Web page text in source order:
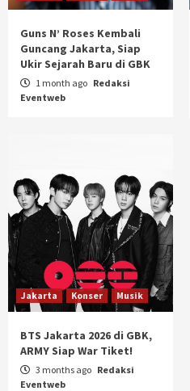
Guns N’ Roses Kembali
Guncang Jakarta, Siap
Ukir Sejarah Baru di GBK
1 month ago Redaksi
Eventweb
Jakarta Konser Musik
BTS Jakarta 2026 di GBK,
ARMY Siap War Tiket!
3 months ago Redaksi
Eventweb